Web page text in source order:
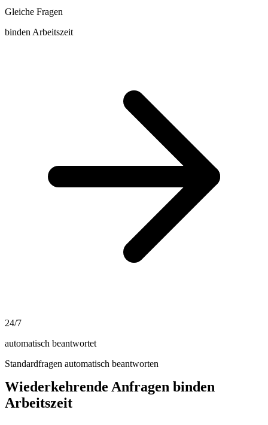
Gleiche Fragen
binden Arbeitszeit
24/7
automatisch beantwortet
Standardfragen automatisch beantworten
Wiederkehrende Anfragen binden
Arbeitszeit